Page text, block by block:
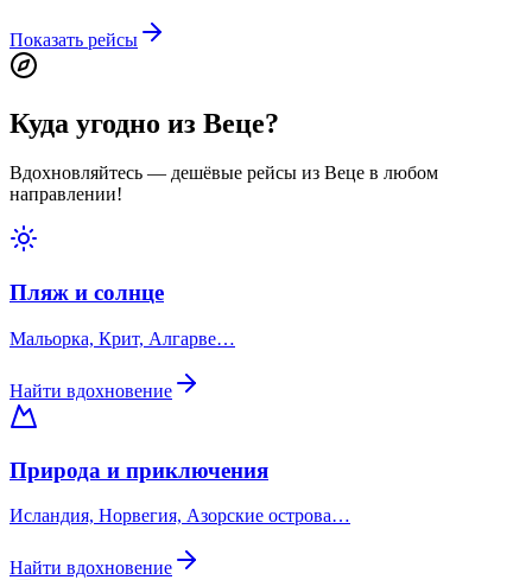
Показать рейсы
Куда угодно из Веце?
Вдохновляйтесь — дешёвые рейсы из Веце в любом
направлении!
Пляж и солнце
Мальорка, Крит, Алгарве…
Найти вдохновение
Природа и приключения
Исландия, Норвегия, Азорские острова…
Найти вдохновение